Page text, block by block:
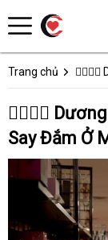
Trang chủ
👩‍❤️‍💋‍👨
Say Đắm Ở